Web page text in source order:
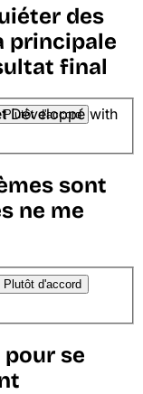
des
principale
final
Plutôt d'accord
sont
ne me
Plutôt d'accord
pour se
Développé with